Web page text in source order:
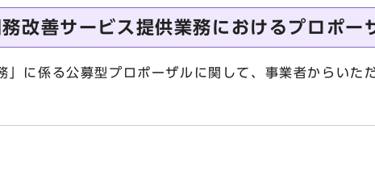
務改善サービス提供業務におけるプロポー
」に係る公募型プロポーザルに関して、事業者からいた